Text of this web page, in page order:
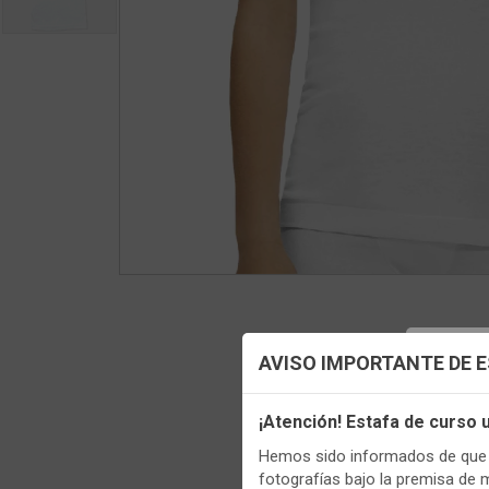
AVISO IMPORTANTE DE
¡Atención! Estafa de curso
Hemos sido informados de
fotografías bajo la premisa de